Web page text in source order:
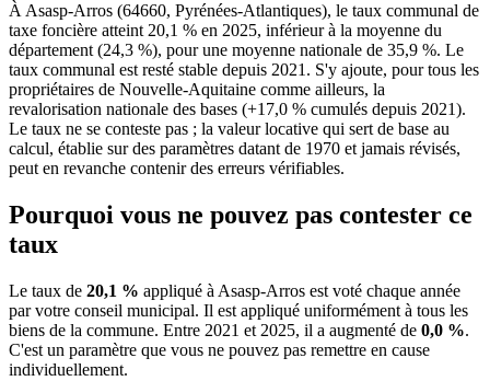
À Asasp-Arros (64660, Pyrénées-Atlantiques), le taux communal de
taxe foncière atteint 20,1 % en 2025, inférieur à la moyenne du
département (24,3 %), pour une moyenne nationale de 35,9 %. Le
taux communal est resté stable depuis 2021. S'y ajoute, pour tous les
propriétaires de Nouvelle-Aquitaine comme ailleurs, la
revalorisation nationale des bases (+17,0 % cumulés depuis 2021).
Le taux ne se conteste pas ; la valeur locative qui sert de base au
calcul, établie sur des paramètres datant de 1970 et jamais révisés,
peut en revanche contenir des erreurs vérifiables.
Pourquoi vous ne pouvez pas contester ce
taux
Le taux de 20,1 % appliqué à Asasp-Arros est voté chaque année
par votre conseil municipal. Il est appliqué uniformément à tous les
biens de la commune. Entre 2021 et 2025, il a augmenté de 0,0 %.
C'est un paramètre que vous ne pouvez pas remettre en cause
individuellement.